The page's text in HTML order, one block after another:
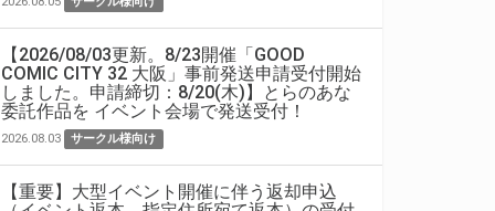
【2026/08/03更新。8/23開催「GOOD
COMIC CITY 32 大阪」事前発送申請受付開始
しました。申請締切：8/20(木)】とらのあな
委託作品を イベント会場で発送受付！
2026.08.03 サークル様向け
【重要】大型イベント開催に伴う返却申込